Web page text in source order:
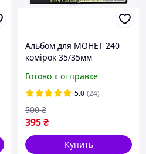
Альбом для МОНЕТ 240
комірок 35/35мм
Готово к отправке
5.0 (24)
395₴
500 ₴
Купить